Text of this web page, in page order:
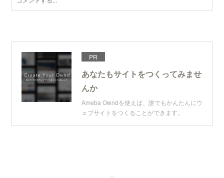
PR
あなたもサイトをつくってみませ
んか
Ameba Owndを使えば、誰でもかんたんにウ
ェブサイトをつくることができます。